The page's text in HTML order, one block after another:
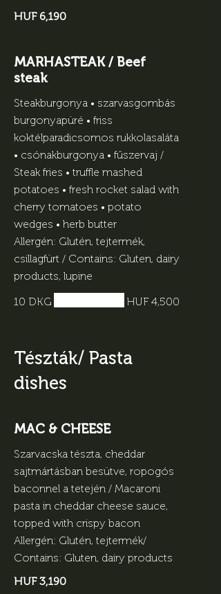
HUF 6,190
MARHASTEAK / Beef
steak
Steakburgonya • szarvasgombás
burgonyapüré • friss
koktélparadicsomos rukkolasaláta
• csónakburgonya • fűszervaj /
Steak fries • truffle mashed
potatoes • fresh rocket salad with
cherry tomatoes • potato
wedges • herb butter
Allergén: Glutén, tejtermék,
csillagfürt / Contains: Gluten, dairy
products, lupine
10 DKG
HUF 4,500
Tészták/ Pasta
dishes
MAC & CHEESE
Szarvacska tészta, cheddar
sajtmártásban besütve, ropogós
baconnel a tetején / Macaroni
pasta in cheddar cheese sauce,
topped with crispy bacon
Allergén: Glutén, tejtermék/
HUF 3,190